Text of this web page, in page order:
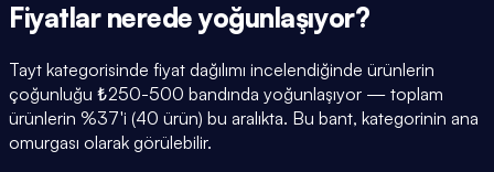
Fiyatlar nerede yoğunlaşıyor?
Tayt kategorisinde fiyat dağılımı incelendiğinde ürünlerin
çoğunluğu ₺250-500 bandında yoğunlaşıyor — toplam
ürünlerin %37'i (40 ürün) bu aralıkta. Bu bant, kategorinin ana
omurgası olarak görülebilir.